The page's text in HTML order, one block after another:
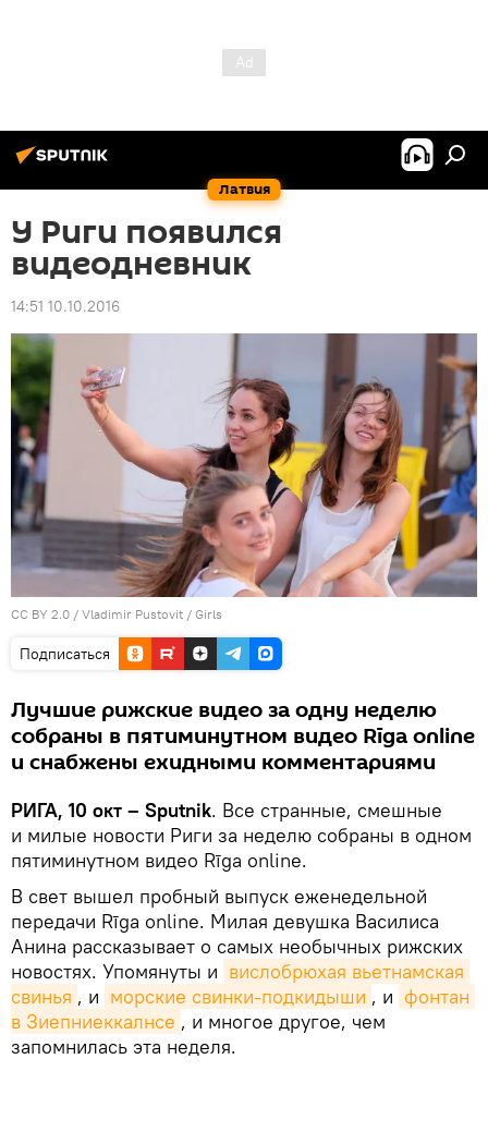
Латвия
У Риги появился
видеодневник
14:51 10.10.2016
CC BY 2.0 / Vladimir Pustovit / Girls
Подписаться
Лучшие рижские видео за одну неделю
собраны в пятиминутном видео Rīga online
и снабжены ехидными комментариями
РИГА, 10 окт – Sputnik. Все странные, смешные
и милые новости Риги за неделю собраны в одном
пятиминутном видео Rīga online.
В свет вышел пробный выпуск еженедельной
передачи Rīga online. Милая девушка Василиса
Анина рассказывает о самых необычных рижских
новостях. Упомянуты и вислобрюхая вьетнамская
свинья , и морские свинки-подкидыши , и фонтан
в Зиепниеккалнсе , и многое другое, чем
запомнилась эта неделя.